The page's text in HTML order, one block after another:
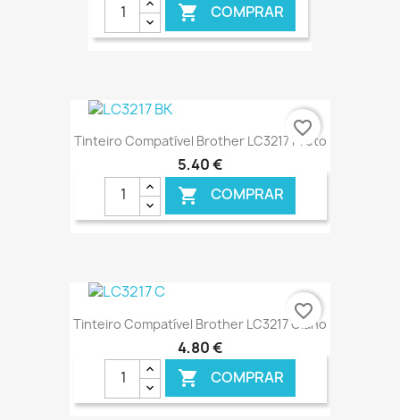
 COMPRAR
€ ONLINE
Tinteiro Compatível Brother LC3217 Preto
5,40 €
 COMPRAR
€ ONLINE
favorite_border
Tinteiro Compatível Brother LC3217 Ciano
4,80 €
 COMPRAR
favorite_border